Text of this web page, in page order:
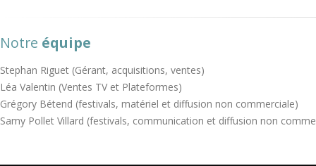
Notre équipe
Stephan Riguet (Gérant, acquisitions, ventes)
Léa Valentin (Ventes TV et Plateformes)
Grégory Bétend (festivals, matériel et diffusion non commerciale)
Samy Pollet Villard (festivals, communication et diffusion non